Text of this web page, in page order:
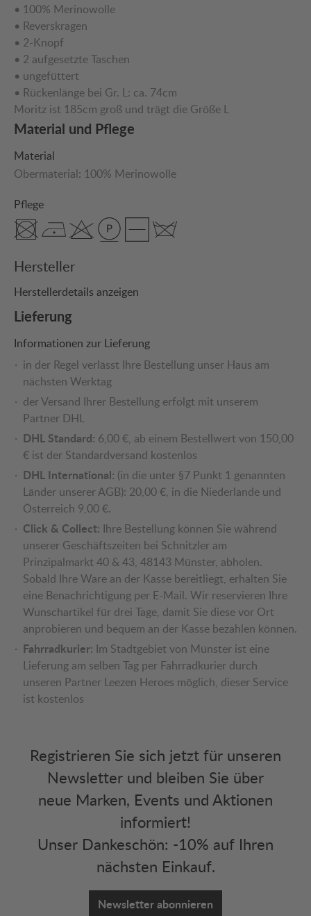
• 100% Merinowolle
• Reverskragen
• 2-Knopf
• 2 aufgesetzte Taschen
• ungefüttert
• Rückenlänge bei Gr. L: ca. 74cm
Moritz ist 185cm groß und trägt die Größe L
Material und Pflege
Material
Obermaterial: 100% Merinowolle
Pflege
Hersteller
Herstellerdetails anzeigen
Lieferung
Informationen zur Lieferung
in der Regel verlässt Ihre Bestellung unser Haus am
nächsten Werktag
der Versand Ihrer Bestellung erfolgt mit unserem
Partner DHL
DHL Standard: 6,00 €, ab einem Bestellwert von 150,00
€ ist der Standardversand kostenlos
DHL International: (in die unter §7 Punkt 1 genannten
Länder unserer AGB): 20,00 €, in die Niederlande und
Österreich 9,00 €.
Click & Collect: Ihre Bestellung können Sie während
unserer Geschäftszeiten bei Schnitzler am
Prinzipalmarkt 40 & 43, 48143 Münster, abholen.
Sobald Ihre Ware an der Kasse bereitliegt, erhalten Sie
eine Benachrichtigung per E-Mail. Wir reservieren Ihre
Wunschartikel für drei Tage, damit Sie diese vor Ort
anprobieren und bequem an der Kasse bezahlen können.
Fahrradkurier: Im Stadtgebiet von Münster ist eine
Lieferung am selben Tag per Fahrradkurier durch
unseren Partner Leezen Heroes möglich, dieser Service
ist kostenlos
Registrieren Sie sich jetzt für unseren
Newsletter und bleiben Sie über
neue Marken, Events und Aktionen
informiert!
Unser Dankeschön: -10% auf Ihren
nächsten Einkauf.
Newsletter abonnieren